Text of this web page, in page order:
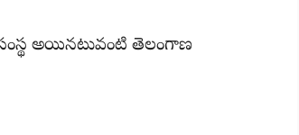
అయినటువంటి తెలంగాణ